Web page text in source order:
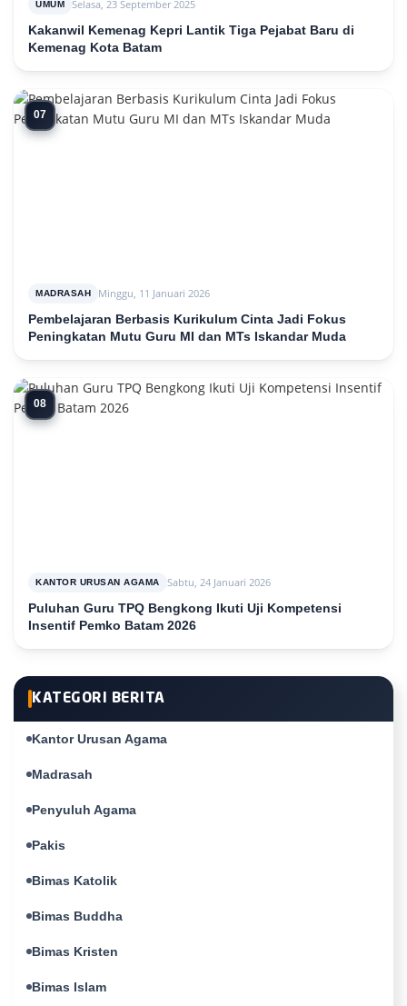
UMUM
Selasa, 23 September 2025
Kakanwil Kemenag Kepri Lantik Tiga Pejabat Baru di
Kemenag Kota Batam
07
MADRASAH
Minggu, 11 Januari 2026
Pembelajaran Berbasis Kurikulum Cinta Jadi Fokus
Peningkatan Mutu Guru MI dan MTs Iskandar Muda
08
KANTOR URUSAN AGAMA
Sabtu, 24 Januari 2026
Puluhan Guru TPQ Bengkong Ikuti Uji Kompetensi
Insentif Pemko Batam 2026
KATEGORI BERITA
Kantor Urusan Agama
Madrasah
Penyuluh Agama
Pakis
Bimas Katolik
Bimas Buddha
Bimas Kristen
Bimas Islam